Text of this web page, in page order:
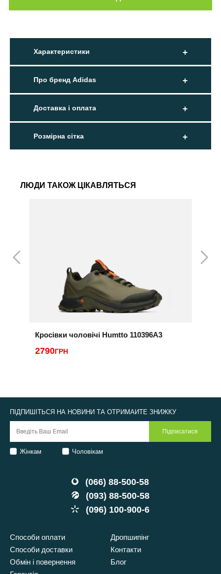
Характеристики
Про бренд Adidas
Доставка і оплата
Розмірна сітка
ЛЮДИ ТАКОЖ ЦІКАВЛЯТЬСЯ
Кросівки чоловічі Humtto 110396A3
2790ГРН
(066) 88-500-58
(093) 88-500-58
(096) 100-900-6
Способи оплати
Способи доставки
Обмін і повернення
Дропшипінг
Контакти
Блог
ПІДПИШІТЬСЯ НА НОВИНИ ТА ОТРИМАЙТЕ ЗНИЖКУ
Жінкам Чоловікам